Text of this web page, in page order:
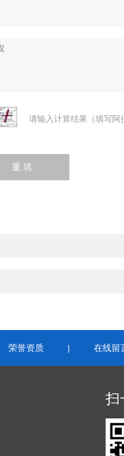
请输入计算结果（填写阿
荣誉资质 | 在线留
扫